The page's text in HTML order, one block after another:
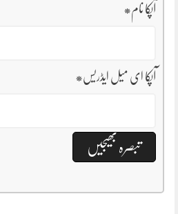
آپکا نام*
آپکا ای میل ایڈریس*